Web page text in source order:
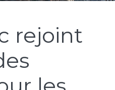
rejoint